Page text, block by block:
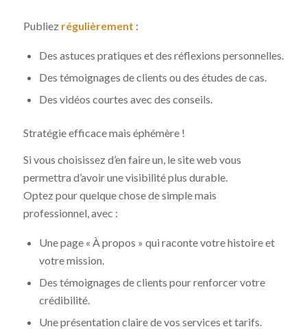
Publiez régulièrement :
Des astuces pratiques et des réflexions personnelles.
Des témoignages de clients ou des études de cas.
Des vidéos courtes avec des conseils.
Stratégie efficace mais éphémère !
Si vous choisissez d’en faire un, le site web vous
permettra d’avoir une visibilité plus durable.
Optez pour quelque chose de simple mais
professionnel, avec :
Une page « À propos » qui raconte votre histoire et
votre mission.
Des témoignages de clients pour renforcer votre
crédibilité.
Une présentation claire de vos services et tarifs.